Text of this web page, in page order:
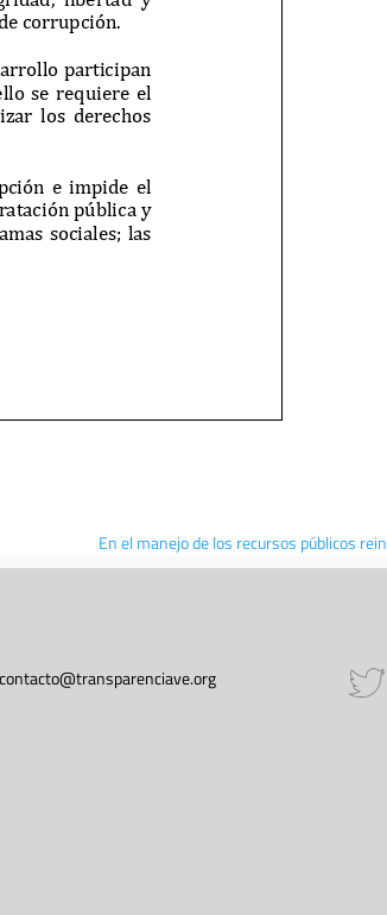
En el manejo de los recursos públicos
contacto@transparenciave.org